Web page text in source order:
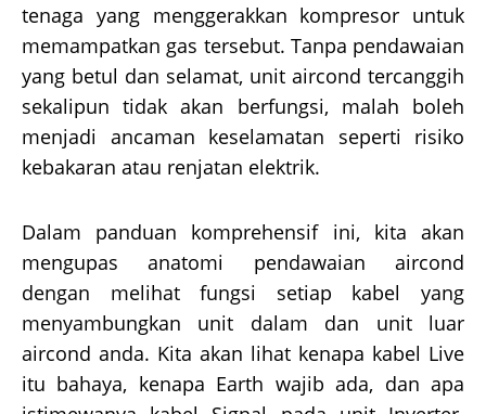
tenaga yang menggerakkan kompresor untuk
memampatkan gas tersebut. Tanpa pendawaian
yang betul dan selamat, unit aircond tercanggih
sekalipun tidak akan berfungsi, malah boleh
menjadi ancaman keselamatan seperti risiko
kebakaran atau renjatan elektrik.
Dalam panduan komprehensif ini, kita akan
mengupas anatomi pendawaian aircond
dengan melihat fungsi setiap kabel yang
menyambungkan unit dalam dan unit luar
aircond anda. Kita akan lihat kenapa kabel Live
itu bahaya, kenapa Earth wajib ada, dan apa